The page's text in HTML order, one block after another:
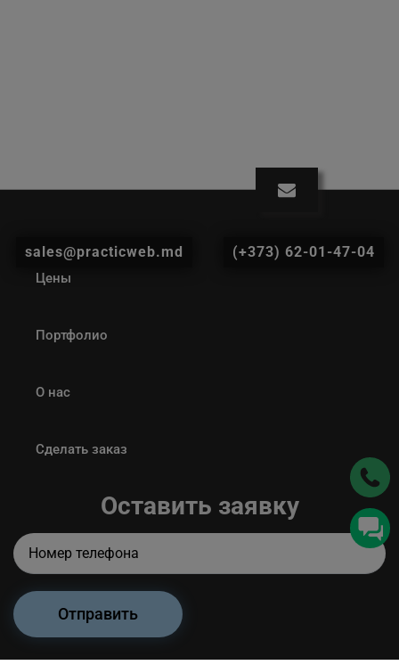
sales@practicweb.md (+373) 62-01-47-04
Цены
Портфолио
О нас
Сделать заказ
Оставить заявку